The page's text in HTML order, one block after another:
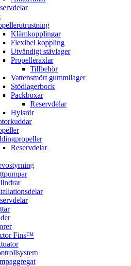
Klämkopplingar
Flexibel koppling
Utvändigt stävlager
Propelleraxlar
Tillbehör
Vattensmört gummilager
Stödlagerbock
Packboxar
Reservdelar
Hylsrör
Reservdelar
Fins™